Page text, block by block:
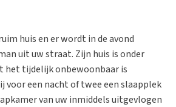
huis en er wordt in de avond
uit uw straat. Zijn huis is onder
het tijdelijk onbewoonbaar is
voor een nacht of twee een slaapplek
van uw inmiddels uitgevlogen